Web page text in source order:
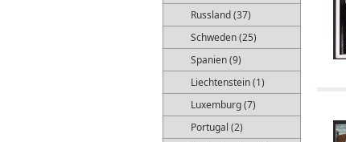
Russland (37)
Schweden (25)
Spanien (9)
Liechtenstein (1)
Luxemburg (7)
Portugal (2)